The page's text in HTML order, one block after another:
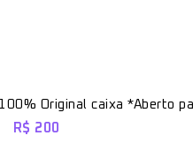
Original caixa *Aberto
R$ 200